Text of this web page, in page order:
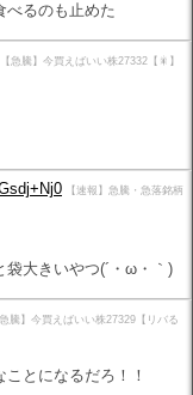
べるのも止めた
【急騰】今買えばいい株27332【🎇】
【速報】急騰・急落銘柄
袋大きいやつ(´・ω・｀)
急騰】今買えばいい株27329【リバる
ことになるだろ！！